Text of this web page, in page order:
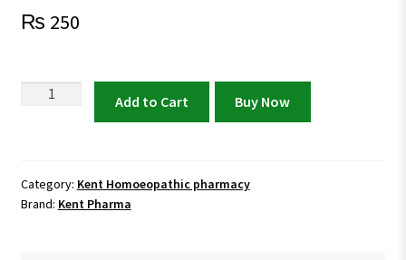
₨ 250
Kent
Asthma
quantity
Add to Cart Buy Now
Category: Kent Homoeopathic pharmacy
Brand: Kent Pharma